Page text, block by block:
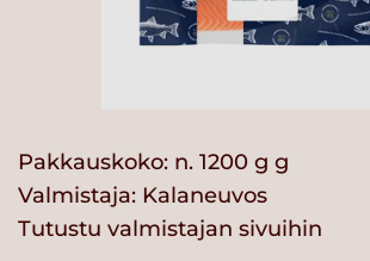
Pakkauskoko: n. 1200 g g
Valmistaja: Kalaneuvos
Tutustu valmistajan sivuihin